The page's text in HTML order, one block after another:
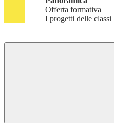
Offerta formativa
I progetti delle classi